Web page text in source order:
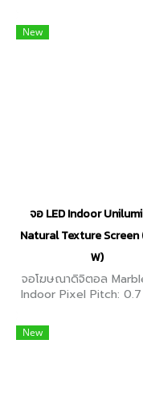
ต่อผ่านพอร์ต USB,
HDMI, WIFI จัดการ
New
จอ LED Indoor
Natural Texture Screen
W)
จอโฆษณาดิจิตอล
Indoor Pixel Pitch:
วัสดุ เช่น ไม้ หินอ่อน เข้า
LED ทำให้กลมกลืนกับส
New